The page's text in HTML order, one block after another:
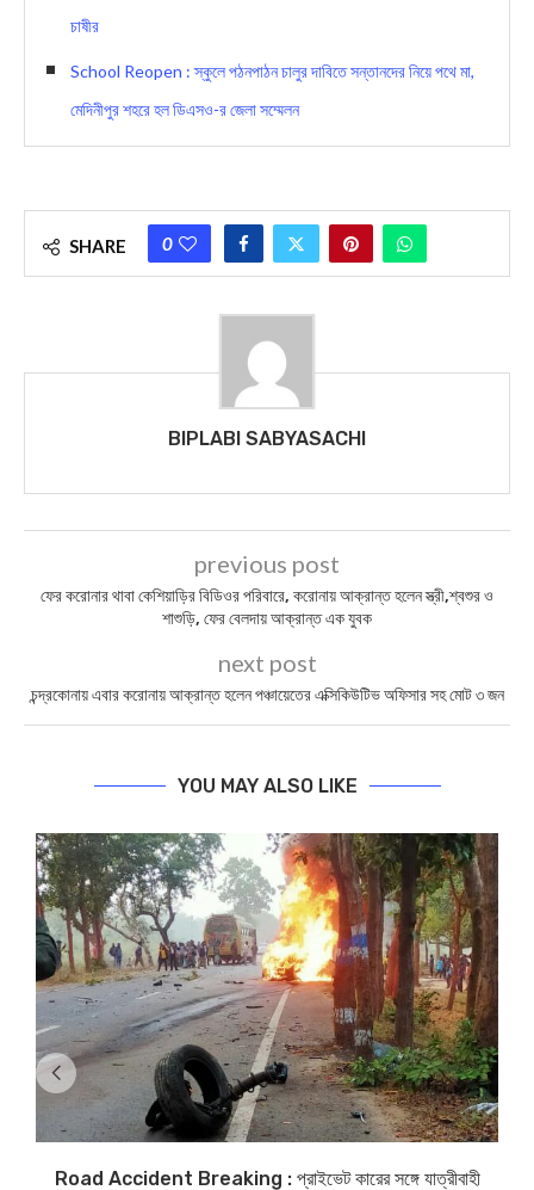
চাষীর
School Reopen : স্কুলে পঠনপাঠন চালুর দাবিতে সন্তানদের নিয়ে পথে মা,
মেদিনীপুর শহরে হল ডিএসও-র জেলা সম্মেলন
SHARE 0
BIPLABI SABYASACHI
previous post
ফের করোনার থাবা কেশিয়াড়ির বিডিওর পরিবারে, করোনায় আক্রান্ত হলেন স্ত্রী,শ্বশুর ও
শাশুড়ি, ফের বেলদায় আক্রান্ত এক যুবক
next post
চন্দ্রকোনায় এবার করোনায় আক্রান্ত হলেন পঞ্চায়েতের এক্সিকিউটিভ অফিসার সহ মোট ৩ জন
YOU MAY ALSO LIKE
Road Accident Breaking : প্রাইভেট কারের সঙ্গে যাত্রীবাহী